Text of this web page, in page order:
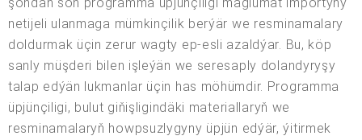
netijeli ulanmaga mümkinçilik berýär we resminamalary
doldurmak üçin zerur wagty ep-esli azaldýar. Bu, köp
sanly müşderi bilen işleýän we seresaply dolandyryşy
talap edýän lukmanlar üçin has möhümdir. Programma
üpjünçiligi, bulut giňişligindäki materiallaryň we
resminamalaryň howpsuzlygyny üpjün edýär, ýitirmek